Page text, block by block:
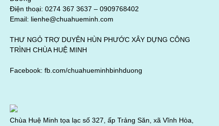
Điện thoại: 0274 367 3637 – 0909768402
Email: lienhe@chuahueminh.com
THƯ NGỎ TRỢ DUYÊN HÙN PHƯỚC XÂY DỰNG CÔNG
TRÌNH CHÙA HUỆ MINH
Facebook: fb.com/chuahueminhbinhduong
Chùa Huệ Minh tọa lạc số 327, ấp Trảng Săn, xã Vĩnh Hòa,